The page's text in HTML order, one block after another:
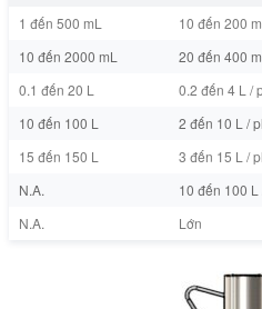
1 đến 500 mL 10 đến 200
10 đến 2000 mL
20 đến 400
0.1 đến 20 L
0.2 đến 4 L /
10 đến 100 L
2 đến 10 L /
15 đến 150 L
3 đến 15 L /
N.A.
10 đến 100 L
N.A.
Lớn